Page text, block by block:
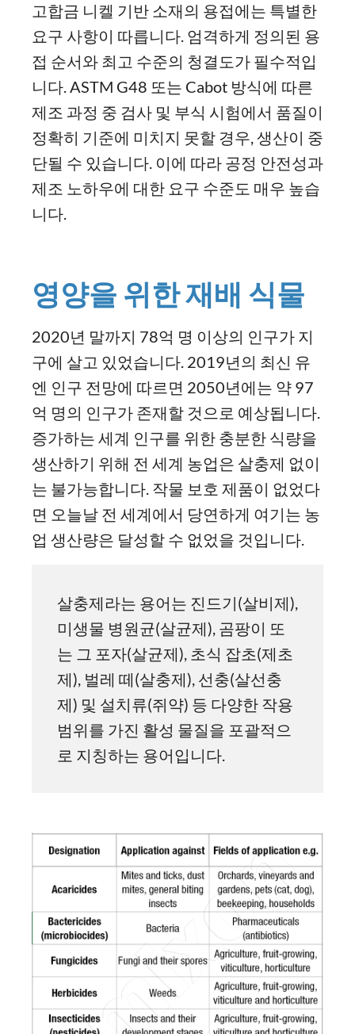
고합금 니켈 기반 소재의 용접에는 특별한
요구 사항이 따릅니다. 엄격하게 정의된 용
접 순서와 최고 수준의 청결도가 필수적입
니다. ASTM G48 또는 Cabot 방식에 따른
제조 과정 중 검사 및 부식 시험에서 품질이
정확히 기준에 미치지 못할 경우, 생산이 중
단될 수 있습니다. 이에 따라 공정 안전성과
제조 노하우에 대한 요구 수준도 매우 높습
니다.
영양을 위한 재배 식물
2020년 말까지 78억 명 이상의 인구가 지
구에 살고 있었습니다. 2019년의 최신 유
엔 인구 전망에 따르면 2050년에는 약 97
억 명의 인구가 존재할 것으로 예상됩니다.
증가하는 세계 인구를 위한 충분한 식량을
생산하기 위해 전 세계 농업은 살충제 없이
는 불가능합니다. 작물 보호 제품이 없었다
면 오늘날 전 세계에서 당연하게 여기는 농
업 생산량은 달성할 수 없었을 것입니다.
살충제라는 용어는 진드기(살비제),
미생물 병원균(살균제), 곰팡이 또
는 그 포자(살균제), 초식 잡초(제초
제), 벌레 떼(살충제), 선충(살선충
제) 및 설치류(쥐약) 등 다양한 작용
범위를 가진 활성 물질을 포괄적으
로 지칭하는 용어입니다.